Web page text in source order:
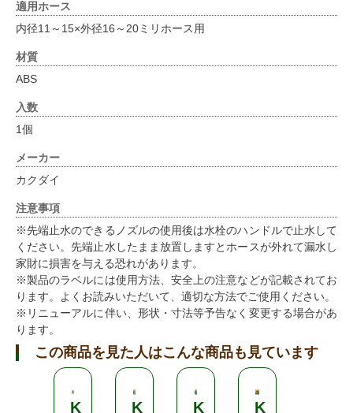
適用ホース
内径11～15×外径16～20ミリホース用
材質
ABS
入数
1個
メーカー
カクダイ
注意事項
※先端止水のできるノズルの使用後は水栓のハンドルで止水して
ください。先端止水したまま放置しますとホースが外れて漏水し
家財に損害を与える恐れがあります。
※製品のラベルには使用方法、安全上の注意などが記載されてお
ります。よくお読みいただいて、適切な方法でご使用ください。
※リニューアルに伴い、形状・寸法等予告なく変更する場合があ
ります。
この商品を見た人はこんな商品も見ています
K
K
K
K